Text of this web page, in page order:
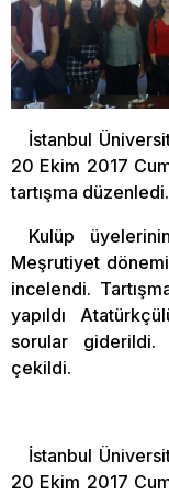
İstanbul
20 Ekim 2017
tartışma düzenledi.
Kulüp
Meşrutiyet
incelendi.
yapıldı
sorular giderildi.
çekildi.
İstanbul
20 Ekim 2017